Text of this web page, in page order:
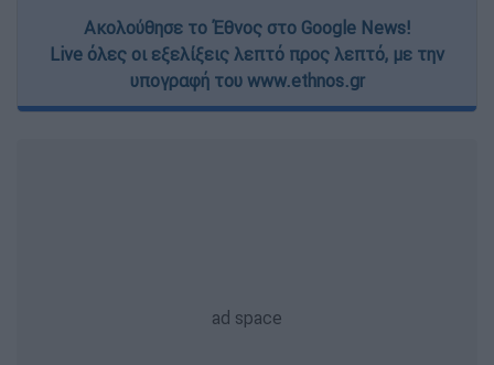
Ακολούθησε το Έθνος στο Google News!
Live όλες οι εξελίξεις λεπτό προς λεπτό, με την
υπογραφή του www.ethnos.gr